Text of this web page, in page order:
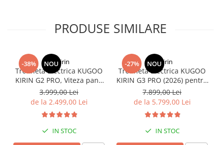
PRODUSE SIMILARE
-38% NOU
KuKirin
Trotineta Electrica KUGOO
KIRIN G2 PRO, Viteza pana
la 45km/h, Autonomie
55Km, Motor 600W, 48V
15Ah
3.999,00 Lei
de la 2.499,00 Lei
IN STOC
-27% NOU
KuKirin
Trotineta Electrica KUGOO
KIRIN G3 PRO (2026) pentru
Teren Accidentat (Off-Road
Electric Scooter) - Motor
Dual 2x1200W, Autonomie
de 80km, Viteză Până la
65km/h, Baterie 52V 23.2Ah
7.899,00 Lei
de la 5.799,00 Lei
IN STOC